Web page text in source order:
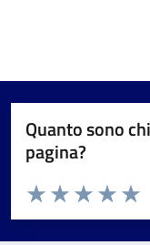
Quanto sono
pagina?
Valuta da 1 a 5 stelle la
Valuta
Valuta 3
Valuta 2 stelle
Valuta 1 stelle su 5